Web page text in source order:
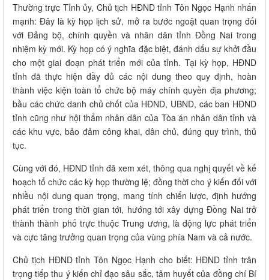
Thường trực Tỉnh ủy, Chủ tịch HĐND tỉnh Tôn Ngọc Hạnh nhấn
mạnh: Đây là kỳ họp lịch sử, mở ra bước ngoặt quan trọng đối
với Đảng bộ, chính quyền và nhân dân tỉnh Đồng Nai trong
nhiệm kỳ mới. Kỳ họp có ý nghĩa đặc biệt, đánh dấu sự khởi đầu
cho một giai đoạn phát triển mới của tỉnh. Tại kỳ họp, HĐND
tỉnh đã thực hiện đầy đủ các nội dung theo quy định, hoàn
thành việc kiện toàn tổ chức bộ máy chính quyền địa phương;
bầu các chức danh chủ chốt của HĐND, UBND, các ban HĐND
tỉnh cũng như hội thẩm nhân dân của Tòa án nhân dân tỉnh và
các khu vực, bảo đảm công khai, dân chủ, đúng quy trình, thủ
tục.
Cùng với đó, HĐND tỉnh đã xem xét, thông qua nghị quyết về kế
hoạch tổ chức các kỳ họp thường lệ; đồng thời cho ý kiến đối với
nhiều nội dung quan trọng, mang tính chiến lược, định hướng
phát triển trong thời gian tới, hướng tới xây dựng Đồng Nai trở
thành thành phố trực thuộc Trung ương, là động lực phát triển
và cực tăng trưởng quan trọng của vùng phía Nam và cả nước.
Chủ tịch HĐND tỉnh Tôn Ngọc Hạnh cho biết: HĐND tỉnh trân
trọng tiếp thu ý kiến chỉ đạo sâu sắc, tâm huyết của đồng chí Bí